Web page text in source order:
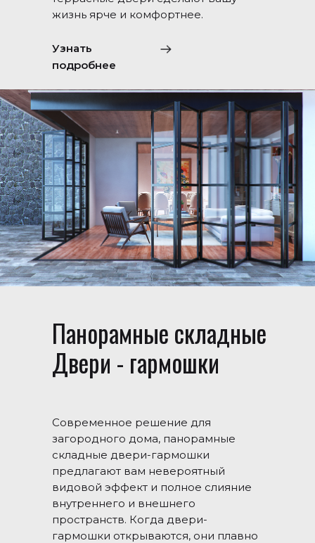
Узнать
подробнее
жизнь ярче и комфортнее.
Панорамные складные
Двери - гармошки
Современное решение для
загородного дома, панорамные
складные двери-гармошки
предлагают вам невероятный
видовой эффект и полное слияние
внутреннего и внешнего
пространств. Когда двери-
гармошки открываются, они плавно